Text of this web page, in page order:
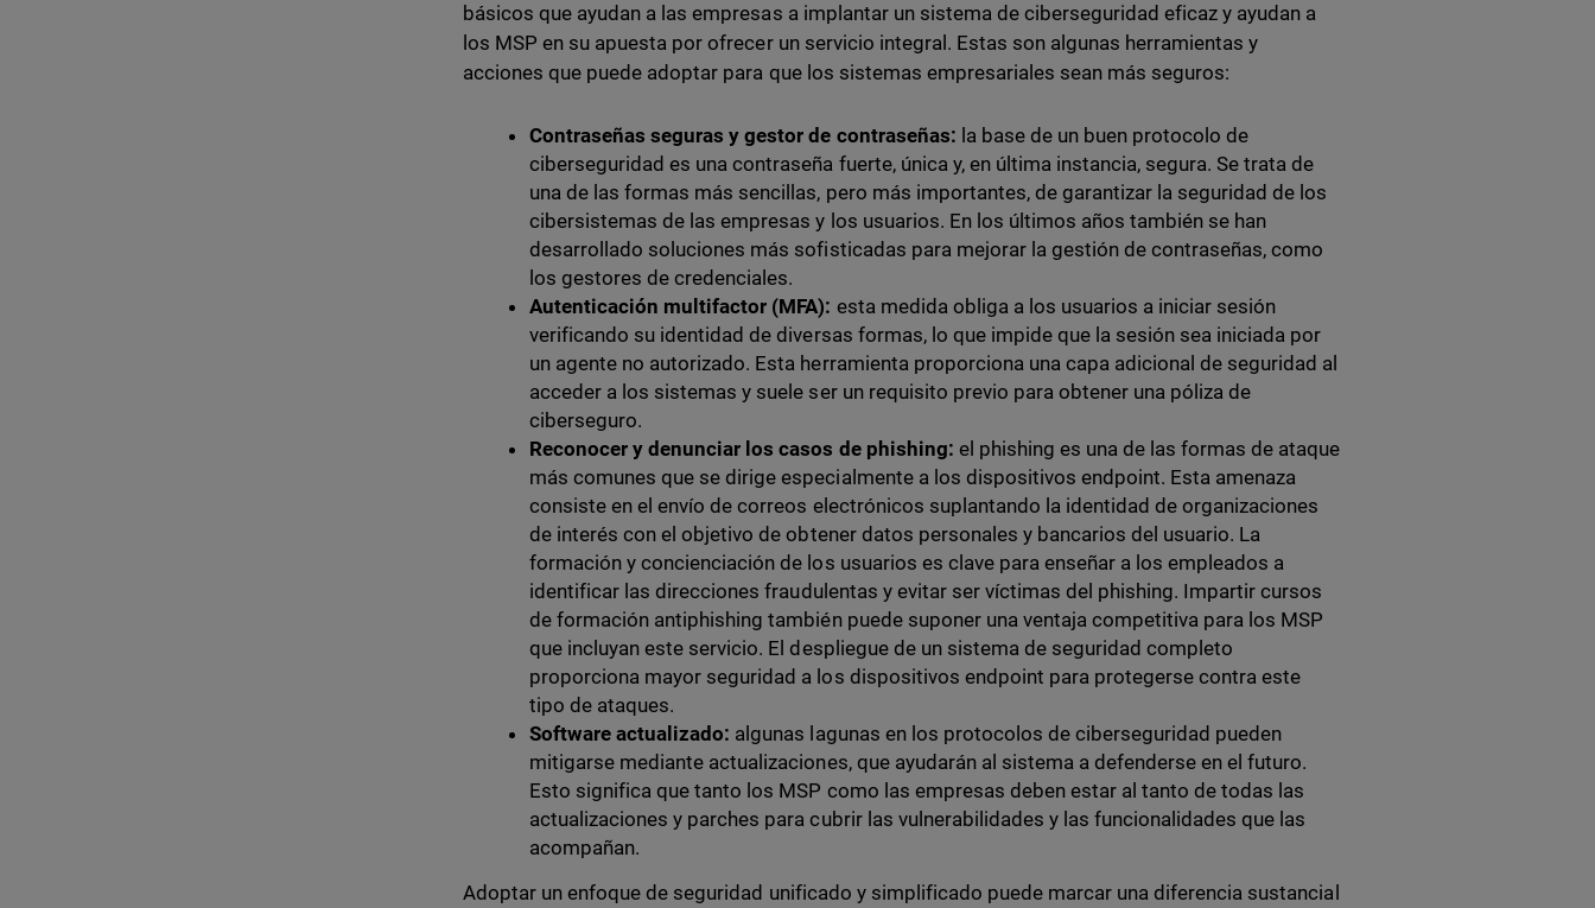
básicos que ayudan a las empresas a implantar un sistema de ciberseguridad eficaz y ayudan a
los MSP en su apuesta por ofrecer un servicio integral. Estas son algunas herramientas y
acciones que puede adoptar para que los sistemas empresariales sean más seguros:
Contraseñas seguras y gestor de contraseñas: la base de un buen protocolo de
ciberseguridad es una contraseña fuerte, única y, en última instancia, segura. Se trata de
una de las formas más sencillas, pero más importantes, de garantizar la seguridad de los
cibersistemas de las empresas y los usuarios. En los últimos años también se han
desarrollado soluciones más sofisticadas para mejorar la gestión de contraseñas, como
los gestores de credenciales.
Autenticación multifactor (MFA): esta medida obliga a los usuarios a iniciar sesión
verificando su identidad de diversas formas, lo que impide que la sesión sea iniciada por
un agente no autorizado. Esta herramienta proporciona una capa adicional de seguridad al
acceder a los sistemas y suele ser un requisito previo para obtener una póliza de
ciberseguro.
Reconocer y denunciar los casos de phishing: el phishing es una de las formas de ataque
más comunes que se dirige especialmente a los dispositivos endpoint. Esta amenaza
consiste en el envío de correos electrónicos suplantando la identidad de organizaciones
de interés con el objetivo de obtener datos personales y bancarios del usuario. La
formación y concienciación de los usuarios es clave para enseñar a los empleados a
identificar las direcciones fraudulentas y evitar ser víctimas del phishing. Impartir cursos
de formación antiphishing también puede suponer una ventaja competitiva para los MSP
que incluyan este servicio. El despliegue de un sistema de seguridad completo
proporciona mayor seguridad a los dispositivos endpoint para protegerse contra este
tipo de ataques.
Software actualizado: algunas lagunas en los protocolos de ciberseguridad pueden
mitigarse mediante actualizaciones, que ayudarán al sistema a defenderse en el futuro.
Esto significa que tanto los MSP como las empresas deben estar al tanto de todas las
actualizaciones y parches para cubrir las vulnerabilidades y las funcionalidades que las
acompañan.
Adoptar un enfoque de seguridad unificado y simplificado puede marcar una diferencia sustancial